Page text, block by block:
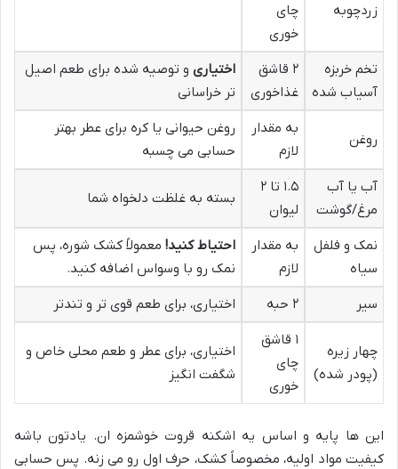
زردچوبه
چای
خوری
تخم خربزه
آسیاب شده
۲ قاشق
غذاخوری
اختیاری و توصیه شده برای طعم اصیل
تر خراسانی
روغن
به مقدار
لازم
روغن حیوانی یا کره برای عطر بهتر
حسابی می چسبه
آب یا آب
مرغ/گوشت
۱.۵ تا ۲
لیوان
بسته به غلظت دلخواه شما
نمک و فلفل
سیاه
به مقدار
لازم
احتیاط کنید! معمولاً کشک شوره، پس
نمک رو با وسواس اضافه کنید.
سیر
۲ حبه اختیاری، برای طعم قوی تر و تندتر
چهار زیره
(پودر شده)
۱ قاشق
چای
خوری
اختیاری، برای عطر و طعم محلی خاص و
شگفت انگیز
این ها پایه و اساس یه اشکنه قروت خوشمزه ان. یادتون باشه
کیفیت مواد اولیه، مخصوصاً کشک، حرف اول رو می زنه. پس حسابی